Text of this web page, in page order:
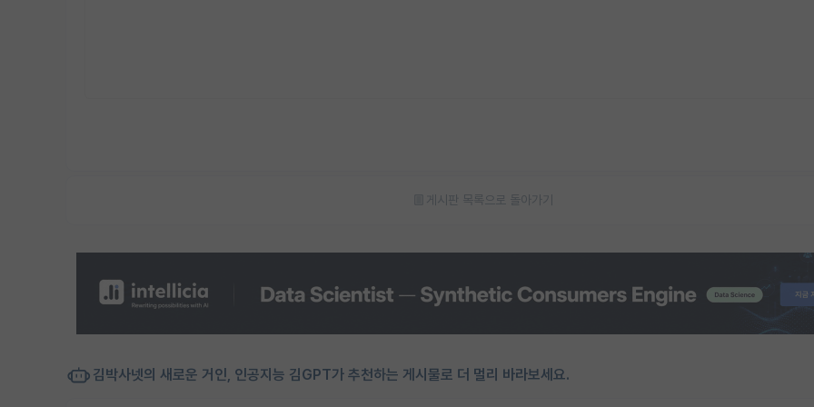
게시판 목록으로 돌아가기
김박사넷의 새로운 거인, 인공지능 김GPT가 추천하는 게시물로 더 멀리 바라보세요.